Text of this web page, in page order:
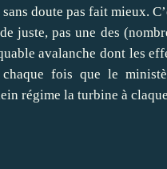
doute pas fait mieux.
juste, pas une des
avalanche dont les
fois que le
régime la turbine à